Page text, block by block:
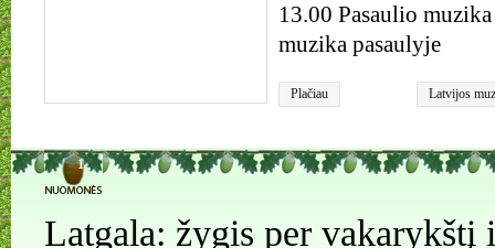
13.00 Pasaulio
muzika pasaulyje
Plačiau
Latvijos
1
Latgala: žygis per vakarykštį